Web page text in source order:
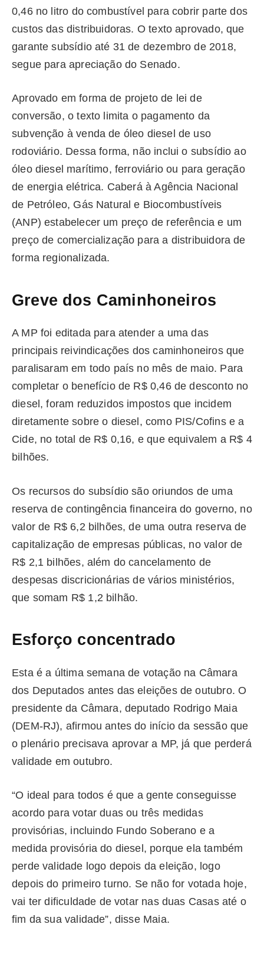
0,46 no litro do combustível para cobrir parte dos
custos das distribuidoras. O texto aprovado, que
garante subsídio até 31 de dezembro de 2018,
segue para apreciação do Senado.
Aprovado em forma de projeto de lei de
conversão, o texto limita o pagamento da
subvenção à venda de óleo diesel de uso
rodoviário. Dessa forma, não inclui o subsídio ao
óleo diesel marítimo, ferroviário ou para geração
de energia elétrica. Caberá à Agência Nacional
de Petróleo, Gás Natural e Biocombustíveis
(ANP) estabelecer um preço de referência e um
preço de comercialização para a distribuidora de
forma regionalizada.
Greve dos Caminhoneiros
A MP foi editada para atender a uma das
principais reivindicações dos caminhoneiros que
paralisaram em todo país no mês de maio. Para
completar o benefício de R$ 0,46 de desconto no
diesel, foram reduzidos impostos que incidem
diretamente sobre o diesel, como PIS/Cofins e a
Cide, no total de R$ 0,16, e que equivalem a R$ 4
bilhões.
Os recursos do subsídio são oriundos de uma
reserva de contingência financeira do governo, no
valor de R$ 6,2 bilhões, de uma outra reserva de
capitalização de empresas públicas, no valor de
R$ 2,1 bilhões, além do cancelamento de
despesas discricionárias de vários ministérios,
que somam R$ 1,2 bilhão.
Esforço concentrado
Esta é a última semana de votação na Câmara
dos Deputados antes das eleições de outubro. O
presidente da Câmara, deputado Rodrigo Maia
(DEM-RJ), afirmou antes do início da sessão que
o plenário precisava aprovar a MP, já que perderá
validade em outubro.
“O ideal para todos é que a gente conseguisse
acordo para votar duas ou três medidas
provisórias, incluindo Fundo Soberano e a
medida provisória do diesel, porque ela também
perde validade logo depois da eleição, logo
depois do primeiro turno. Se não for votada hoje,
vai ter dificuldade de votar nas duas Casas até o
fim da sua validade”, disse Maia.